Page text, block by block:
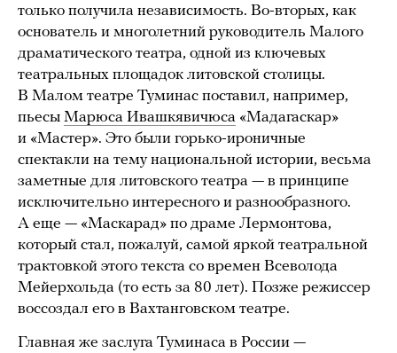
только получила независимость. Во-вторых, как
основатель и многолетний руководитель Малого
драматического театра, одной из ключевых
театральных площадок литовской столицы.
В Малом театре Туминас поставил, например,
пьесы Марюса Ивашкявичюса «Мадагаскар»
и «Мастер». Это были горько-ироничные
спектакли на тему национальной истории, весьма
заметные для литовского театра — в принципе
исключительно интересного и разнообразного.
А еще — «Маскарад» по драме Лермонтова,
который стал, пожалуй, самой яркой театральной
трактовкой этого текста со времен Всеволода
Мейерхольда (то есть за 80 лет). Позже режиссер
воссоздал его в Вахтанговском театре.
Главная же заслуга Туминаса в России —